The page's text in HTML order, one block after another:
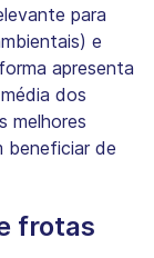
para
e
apresenta
dos
melhores
beneficiar de
frotas